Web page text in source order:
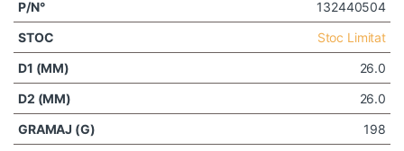
132440504
Stoc Limitat
26.0
26.0
198